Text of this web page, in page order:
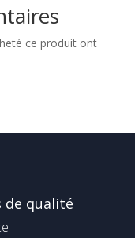
ce produit ont
de qualité